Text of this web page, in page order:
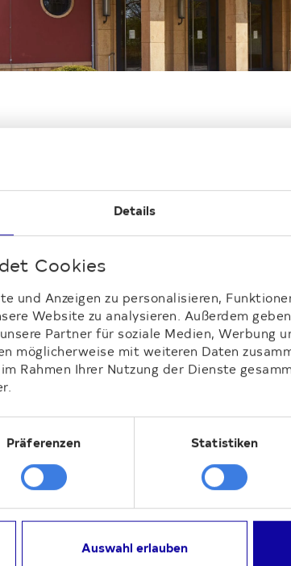
Details
Cookies
und Anzeigen zu personalisieren,
Website zu analysieren. Außerdem
Partner für soziale Medien, Werbung
möglicherweise mit weiteren Daten
Rahmen Ihrer Nutzung der Dienste
Präferenzen Statistiken
Auswahl erlauben
Vorstand und
Pressekontakt
die Deutsche Wohnen, über unsere Werte
im Überblick
der größten
Vorstand und
Gremien der